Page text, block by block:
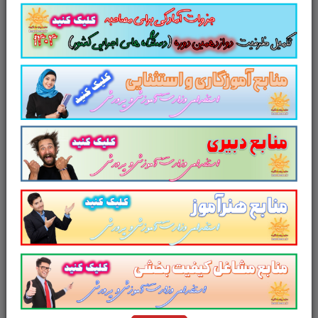
رویکرد، فرایندهای عصب شناختی متنوع یکپارچه در طول
خواندن نوشتن به وسیله ترکیب دیداری، شنیداری و
فعالیت های یادگیری جنبشی به وجود آمده است. اگرچه
برخی برنامه ها به شدت خواهان این رویکرد هستند آن یک
آزمون بزرگ در ارتباط با نظریه آموزش دگرگونی زبان است.
اصول و فنون معرفی شده توسط اورتون ـ گلینگهام انقلابی
به پا کرد و کاربرد اثرات بزرگ آن در زمینه خواندن ادامه
یافت.
روش چند حسی اورتون ـ گلینگهام گسترش یافته در اوایل
1930، به وسیله آنه گلینگهام و گروهی از معلمان مسلط که
دکتر ساموئل اورتون، گروه آنه را به طراحی تکلیف، کل
راههای جدید در آموزش ساختار آوایی از زبان نوشتاری در
افراد با نارساخوانی گماشت.